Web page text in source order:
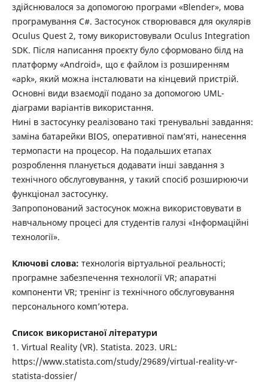
здійснювалося за допомогою програми «Blender», мова
програмування С#. Застосунок створювався для окулярів
Oculus Quest 2, тому використовували Oculus Integration
SDK. Після написання проєкту було сформовано білд на
платформу «Android», що є файлом із розширенням
«apk», який можна інсталювати на кінцевий пристрій.
Основні види взаємодії подано за допомогою UML-
діаграми варіантів використання.
Нині в застосунку реалізовано такі тренувальні завдання:
заміна батарейки BIOS, оперативної пам’яті, нанесення
термопасти на процесор. На подальших етапах
розроблення планується додавати інші завдання з
технічного обслуговування, у такий спосіб розширюючи
функціонал застосунку.
Запропонований застосунок можна використовувати в
навчальному процесі для студентів галузі «Інформаційні
технології».
Ключові слова: технологія віртуальної реальності;
програмне забезпечення технології VR; апаратні
компоненти VR; тренінг із технічного обслуговування
персонального комп’ютера.
Список використаної літератури
1. Virtual Reality (VR). Statista. 2023. URL:
https://www.statista.com/study/29689/virtual-reality-vr-
statista-dossier/